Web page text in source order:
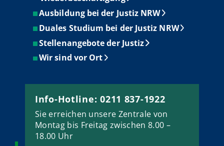
Ausbildung bei der Justiz NRW
Duales Studium bei der Justiz NRW
Stellenangebote der Justiz
Wir sind vor Ort
Info-Hotline: 0211 837-1922
Sie erreichen unsere Zentrale von
Montag bis Freitag zwischen 8.00 –
18.00 Uhr